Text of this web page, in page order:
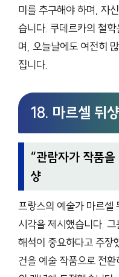
미를 추구해야 하며, 자
습니다. 쿠데르카의 철
며, 오늘날에도 여전히
집니다.
18. 마르셀 뒤
“관람자가 작품을
샹
프랑스의 예술가 마르셀
시각을 제시했습니다.
해석이 중요하다고 주장
건을 예술 작품으로 전